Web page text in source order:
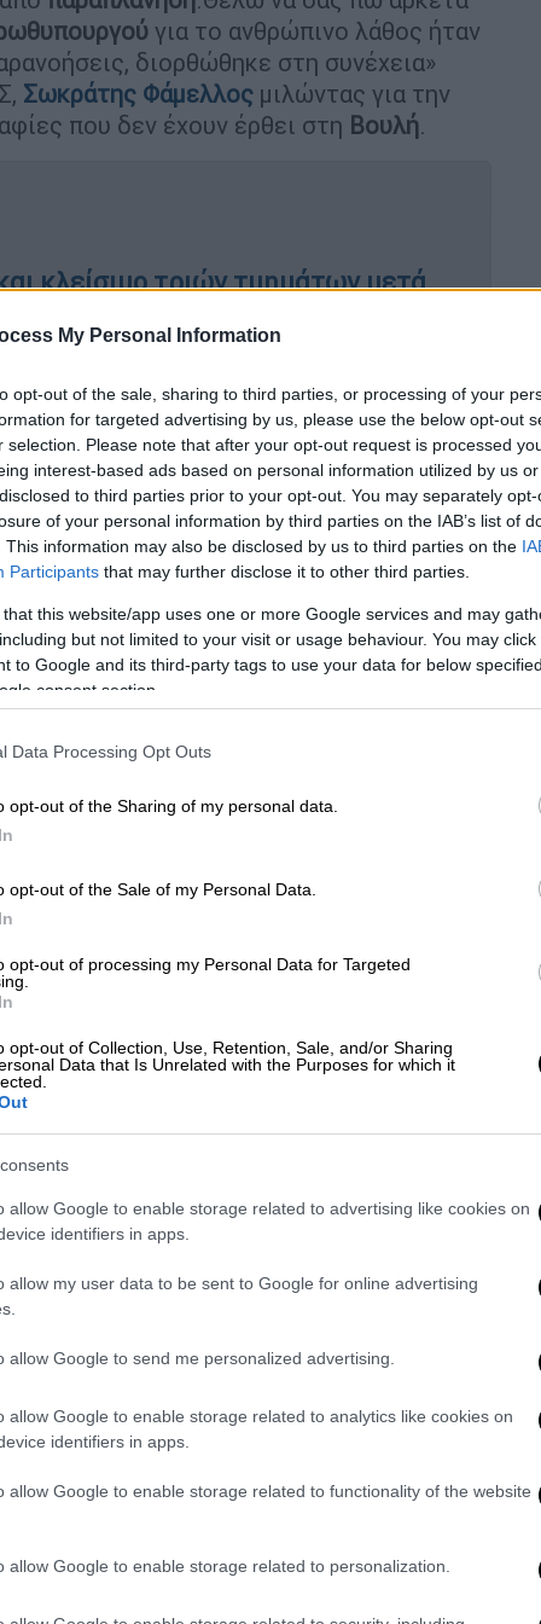
My Personal Information
opt-out of the sale, sharing to third parties, or processing of your
for targeted advertising by us, please use the below opt-out
selection. Please note that after your opt-out request is processed
interest-based ads based on personal information utilized by us
to third parties prior to your opt-out. You may separately
of your personal information by third parties on the IAB’s list of
This information may also be disclosed by us to third parties on the
Participants that may further disclose it to other third parties.
that this website/app uses one or more Google services and may
but not limited to your visit or usage behaviour. You may
to Google and its third-party tags to use your data for below
consent section.
Data Processing Opt Outs
opt-out of the Sharing of my personal data.
opt-out of the Sale of my Personal Data.
opt-out of processing my Personal Data for Targeted
opt-out of Collection, Use, Retention, Sale, and/or Sharing
Data that Is Unrelated with the Purposes for which it
allow Google to enable storage related to advertising like cookies on
identifiers in apps.
allow my user data to be sent to Google for online advertising
allow Google to send me personalized advertising.
allow Google to enable storage related to analytics like cookies on
identifiers in apps.
allow Google to enable storage related to functionality of the website
allow Google to enable storage related to personalization.
για το ανθρώπινο λάθος ήταν
διορθώθηκε στη συνέχεια»
Σωκράτης Φάμελλος μιλώντας για την
που δεν έχουν έρθει στη Βουλή.
κλείσιμο τριών τμημάτων μετά
ξέρουμε καν τις συμβάσεις που
δικηγόρος θυμάτων
είπε: «Μετά είχαμε το μεγάλο
επίσης παραπλάνηση. Οι καταγγελίες
συνωμοσίες και τερατολογίες
υλικό της εμπορικής αμαξοστοιχίας ή
τα οποία τα άλλαξε στη συνέχεια,
και την ενημέρωση και την
προοδευτικών κομμάτων για
τον θεσμό του Προέδρου της
που προβλέπει στη χώρα μας,
επιλογή που έκανε ο κύριος
Πρόεδρο τηςΔημοκρατίας.
πολύ πριν τις γιορτές των
μην καταλήξουμε σε μίακομματική
σύνθεσης και συνεννόησης, αν είναι
διαφορές με την
να συνεννοηθούν, αλλά να
στο επίπεδο του ονόματος, ο κύριος
κυρίου Τασούλα ότι βρίσκεται σε ένα
μπόρεσε ούτε στο επίπεδο του
και να πετύχει μια σύνθεση.
αδυναμίας της κυβέρνησης και
συνδεθεί με το πρόσωπο τουΠροέδρου
«ο
να υπάρχει κοινός υποψήφιος των
με όνομα, ακριβώς γιατί δεν